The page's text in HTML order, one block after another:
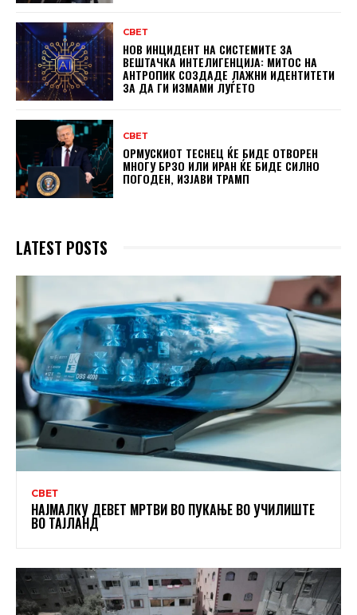
СВЕТ
НОВ ИНЦИДЕНТ НА СИСТЕМИТЕ ЗА
ВЕШТАЧКА ИНТЕЛИГЕНЦИЈА: МИТОС НА
АНТРОПИК СОЗДАДЕ ЛАЖНИ ИДЕНТИТЕТИ
ЗА ДА ГИ ИЗМАМИ ЛУЃЕТО
СВЕТ
ОРМУСКИОТ ТЕСНЕЦ ЌЕ БИДЕ ОТВОРЕН
МНОГУ БРЗО ИЛИ ИРАН ЌЕ БИДЕ СИЛНО
ПОГОДЕН, ИЗЈАВИ ТРАМП
LATEST POSTS
СВЕТ
НАЈМАЛКУ ДЕВЕТ МРТВИ ВО ПУКАЊЕ ВО УЧИЛИШТЕ
ВО ТАЈЛАНД